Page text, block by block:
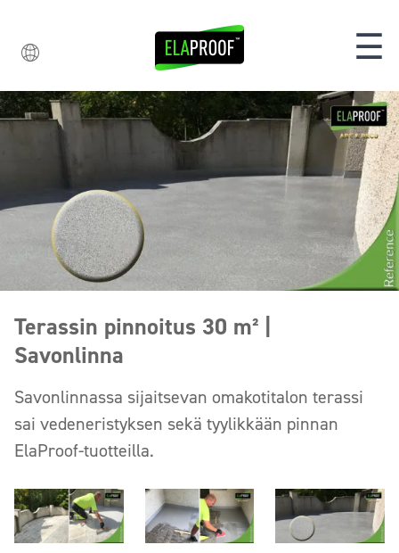
☰
Terassin pinnoitus 30 m² |
Savonlinna
Savonlinnassa sijaitsevan omakotitalon terassi
sai vedeneristyksen sekä tyylikkään pinnan
ElaProof-tuotteilla.